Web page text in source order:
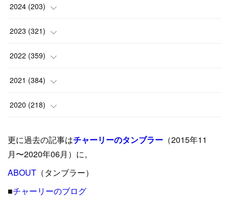
(1)
(8)
(6)
(9 )
( 5 )
( 15
(24)
(8 )
2024 (203)
(24)
(10)
(18)
(17)
)
(12)
19)
2023 (321)
(25)
(17)
(35)
(33 )
(26)
27)
2022 (359)
(42)
(37)
(31)
(31)
31
2021 (384)
(9)
(39)
( 23)
40
2020 (218)
(24)
( 42)
更に過去の記事はチャーリーのタンブラー （2015年11
月〜2020年06月）に。
ABOUT （タンブラー）
■チャーリーのブログ